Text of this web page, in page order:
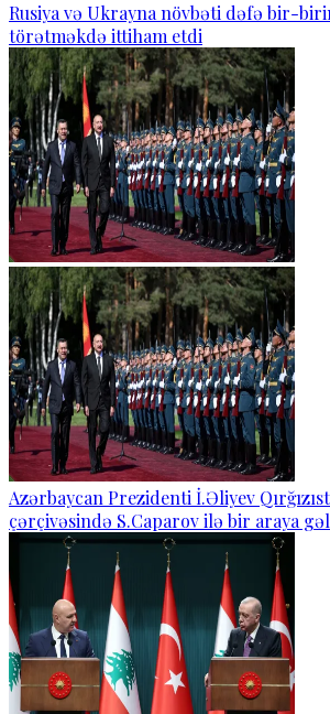
Rusiya və Ukrayna növbəti dəfə bir-
törətməkdə ittiham etdi
Azərbaycan Prezidenti İ.Əliyev
çərçivəsində S.Caparov ilə bir araya